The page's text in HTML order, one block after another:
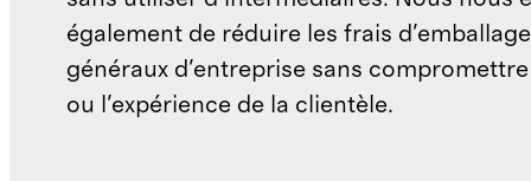
également de réduire les frais
généraux d'entreprise sans
ou l'expérience de la clientèle.